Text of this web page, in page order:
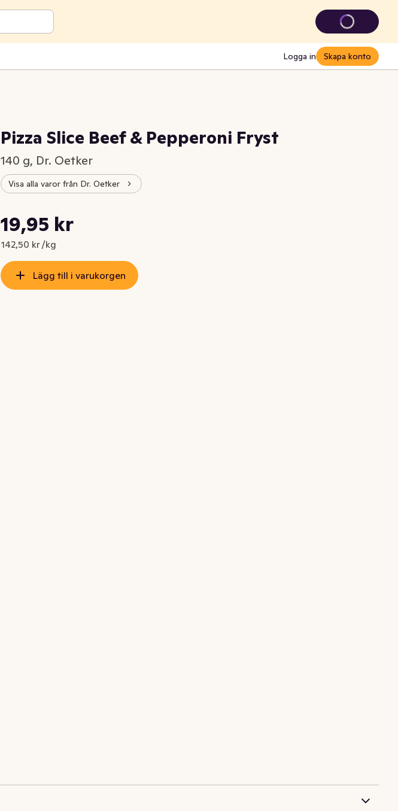
Logga in Skapa konto
Pizza Slice Beef & Pepperoni Fryst
140 g, Dr. Oetker
Visa alla varor från Dr. Oetker
Nuvarande pris är: 19,95 kr
19,95 kr
142,50 kr /kg
Styckpris: 142,50 kr /kg
Lägg till i varukorgen